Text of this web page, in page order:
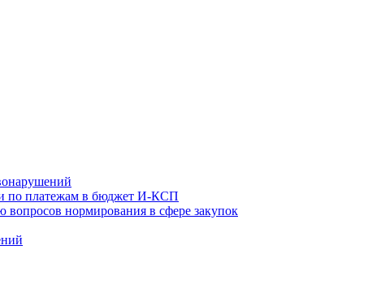
по платежам в бюджет И-КСП
нормирования в сфере закупок